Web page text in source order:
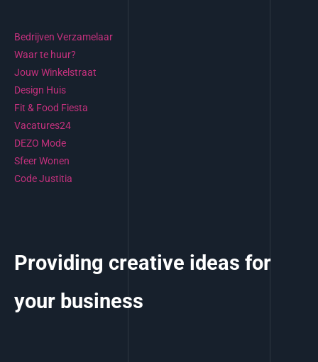
Bedrijven Verzamelaar
Waar te huur?
Jouw Winkelstraat
Design Huis
Fit & Food Fiesta
Vacatures24
DEZO Mode
Sfeer Wonen
Code Justitia
Providing creative ideas for
your business